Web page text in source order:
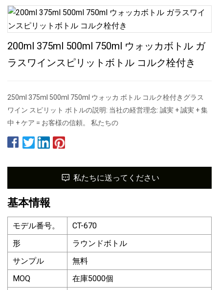
200ml 375ml 500ml 750ml ウォッカボトル ガ
ラスワインスピリットボトル コルク栓付き
250ml 375ml 500ml 750ml ウォッカ ボトル コルク栓付きグラス
ワイン スピリット ボトルの説明: 当社の経営理念: 誠実 + 誠実 + 集
中 + ケア = お客様の信頼。 私たちの
私たちに送ってください
基本情報
モデル番号。
CT-670
形
ラウンドボトル
サンプル
無料
MOQ
在庫5000個